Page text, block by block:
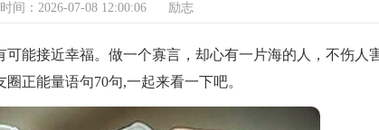
时间：2026-07-08 12:00:06 励志
能接近幸福。做一个寡言，却心有一片海的人，不伤人
正能量语句70句,一起来看一下吧。